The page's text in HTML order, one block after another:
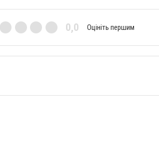
0,0 Оцініть першим